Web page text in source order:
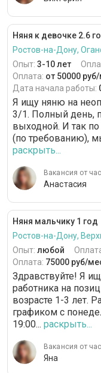
Няня к девочке 2.6
Ростов-на-Дону,
Опыт: 3-10 лет
Оплата: от 50000
Дата начала работы:
Я ищу няню на
3/1. Полный день,
выходной. И так по
(по требованию),
раскрыть...
Вакансия от
Анастасия
Няня мальчику 1 год
Ростов-на-Дону,
Опыт: любой
Оплата: 75000 руб/
Здравствуйте! Я
работника на
возрасте 1-3 лет.
графиком с
19:00... раскрыть...
Вакансия от
Яна